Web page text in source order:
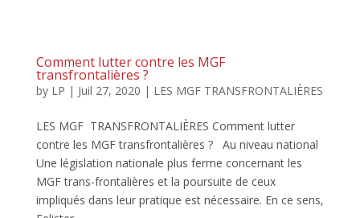
Comment lutter contre les MGF
transfrontalières ?
by LP | Juil 27, 2020 | LES MGF TRANSFRONTALIÈRES
LES MGF TRANSFRONTALIÈRES Comment lutter
contre les MGF transfrontalières ? Au niveau national
Une législation nationale plus ferme concernant les
MGF trans-frontalières et la poursuite de ceux
impliqués dans leur pratique est nécessaire. En ce sens,